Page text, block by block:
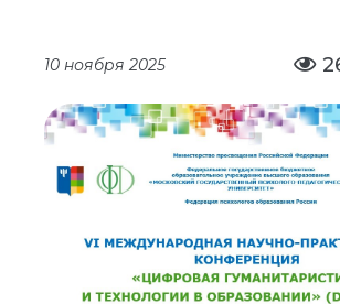
10 ноября 2025